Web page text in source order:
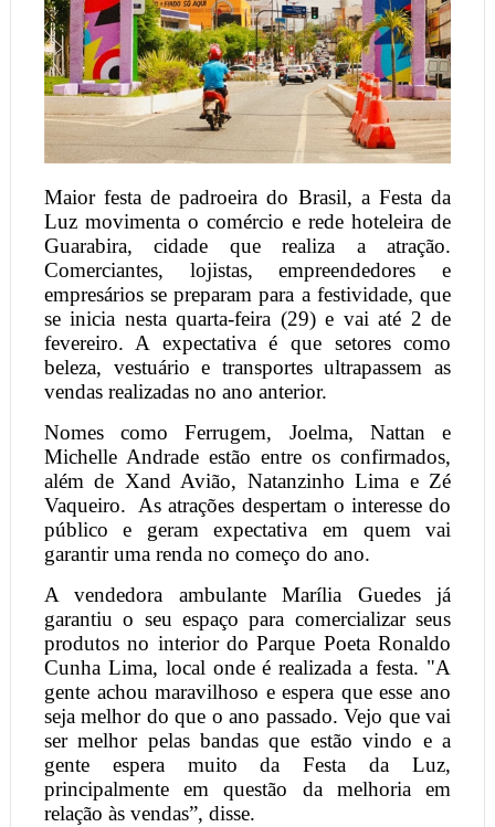
Maior festa de padroeira do Brasil, a Festa da
Luz movimenta o comércio e rede hoteleira de
Guarabira, cidade que realiza a atração.
Comerciantes, lojistas, empreendedores e
empresários se preparam para a festividade, que
se inicia nesta quarta-feira (29) e vai até 2 de
fevereiro. A expectativa é que setores como
beleza, vestuário e transportes ultrapassem as
vendas realizadas no ano anterior.
Nomes como Ferrugem, Joelma, Nattan e
Michelle Andrade estão entre os confirmados,
além de Xand Avião, Natanzinho Lima e Zé
Vaqueiro. As atrações despertam o interesse do
público e geram expectativa em quem vai
garantir uma renda no começo do ano.
A vendedora ambulante Marília Guedes já
garantiu o seu espaço para comercializar seus
produtos no interior do Parque Poeta Ronaldo
Cunha Lima, local onde é realizada a festa. "A
gente achou maravilhoso e espera que esse ano
seja melhor do que o ano passado. Vejo que vai
ser melhor pelas bandas que estão vindo e a
gente espera muito da Festa da Luz,
principalmente em questão da melhoria em
relação às vendas”, disse.